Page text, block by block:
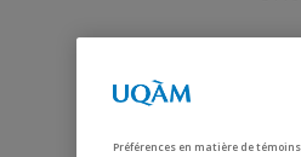
Préférences en matière de témoins